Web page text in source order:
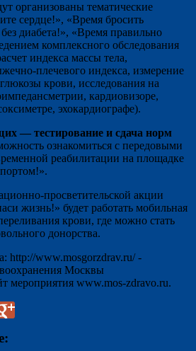
организованы тематические
сердце!», «Время бросить
диабета!», «Время правильно
комплексного обследования
индекса массы тела,
плечевого индекса, измерение
крови, исследования на
кардиовизоре,
эхокардиографе).
— тестирование и сдача норм
ознакомиться с передовыми
реабилитации на площадке
просветительской акции
жизнь!» будет работать мобильная
крови, где можно стать
донорства.
http://www.mosgorzdrav.ru/ -
Москвы
мероприятия www.mos-zdravo.ru.